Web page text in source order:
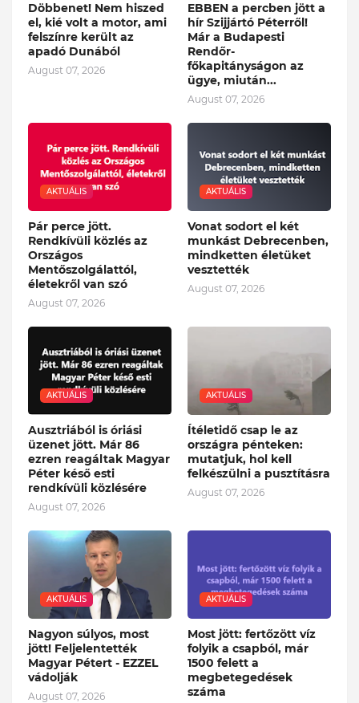
Döbbenet! Nem hiszed
el, kié volt a motor, ami
felszínre került az
apadó Dunából
August 07, 2026
EBBEN a percben jött a
hír Szijjártó Péterről!
Már a Budapesti
Rendőr-
főkapitányságon az
ügye, miután...
August 07, 2026
AKTUÁLIS
Pár perce jött.
Rendkívüli közlés az
Országos
Mentőszolgálattól,
életekről van szó
August 07, 2026
AKTUÁLIS
Vonat sodort el két
munkást Debrecenben,
mindketten életüket
vesztették
August 07, 2026
AKTUÁLIS
Ausztriából is óriási
üzenet jött. Már 86
ezren reagáltak Magyar
Péter késő esti
rendkívüli közlésére
August 07, 2026
AKTUÁLIS
Ítéletidő csap le az
országra pénteken:
mutatjuk, hol kell
felkészülni a pusztításra
August 07, 2026
AKTUÁLIS
Nagyon súlyos, most
jött! Feljelentették
Magyar Pétert - EZZEL
vádolják
August 07, 2026
AKTUÁLIS
Most jött: fertőzött víz
folyik a csapból, már
1500 felett a
megbetegedések
száma